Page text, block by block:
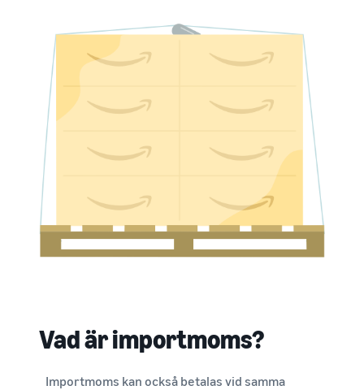
Vad är importmoms?
Importmoms kan också betalas vid samma